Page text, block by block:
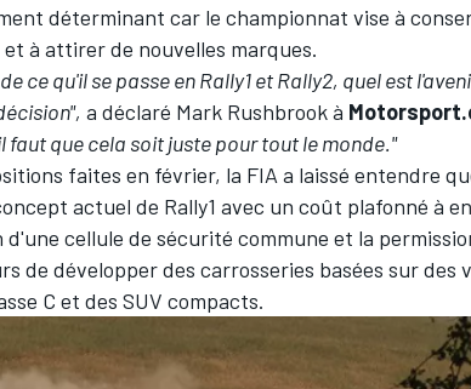
déterminant car le championnat vise à
à attirer de nouvelles marques.
ce qu'il se passe en Rally1 et Rally2, quel est
a déclaré Mark Rushbrook à
faut que cela soit juste pour tout le monde."
faites en février, la FIA a laissé entendre
actuel de Rally1 avec un coût plafonné à
cellule de sécurité commune et la
de développer des carrosseries basées sur
C et des SUV compacts.